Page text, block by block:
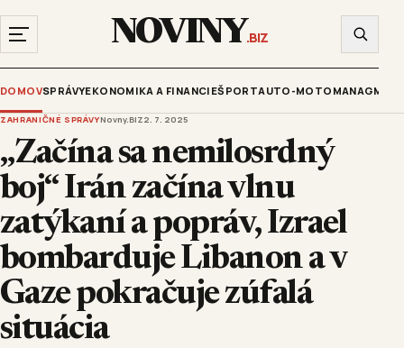
NOVINY.BIZ
DOMOVSPRÁVYEKONOMIKA A FINANCIEŠPORTAUTO-MOTO
ZAHRANIČNÉ SPRÁVYNovny.BIZ2. 7. 2025
„Začína sa nemilosrdný
boj“ Irán začína vlnu
zatýkaní a popráv, Izrael
bombarduje Libanon a v
Gaze pokračuje zúfalá
situácia